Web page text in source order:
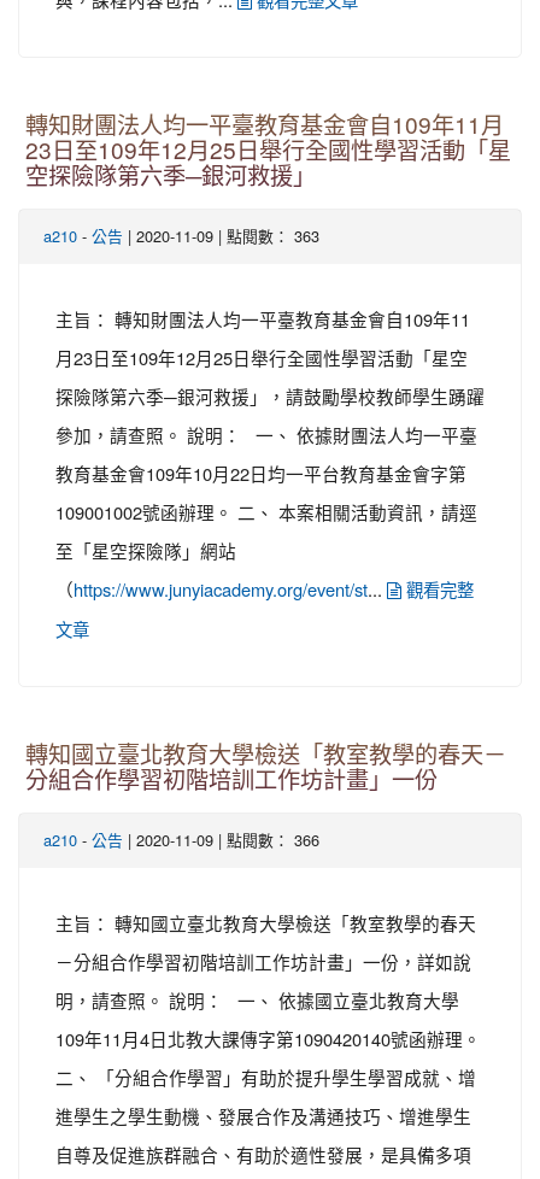
轉知財團法人均一平臺教育基金會自109年11月
23日至109年12月25日舉行全國性學習活動「星
空探險隊第六季─銀河救援」
a210 - 公告 | 2020-11-09 | 點閱數： 363
主旨： 轉知財團法人均一平臺教育基金會自109年11
月23日至109年12月25日舉行全國性學習活動「星空
探險隊第六季─銀河救援」，請鼓勵學校教師學生踴躍
參加，請查照。 說明： 一、 依據財團法人均一平臺
教育基金會109年10月22日均一平台教育基金會字第
109001002號函辦理。 二、 本案相關活動資訊，請逕
至「星空探險隊」網站
（ https://www.junyiacademy.org/event/st... 觀看完整
文章
轉知國立臺北教育大學檢送「教室教學的春天－
分組合作學習初階培訓工作坊計畫」一份
a210 - 公告 | 2020-11-09 | 點閱數： 366
主旨： 轉知國立臺北教育大學檢送「教室教學的春天
－分組合作學習初階培訓工作坊計畫」一份，詳如說
明，請查照。 說明： 一、 依據國立臺北教育大學
109年11月4日北教大課傳字第1090420140號函辦理。
二、 「分組合作學習」有助於提升學生學習成就、增
進學生之學生動機、發展合作及溝通技巧、增進學生
自尊及促進族群融合、有助於適性發展，是具備多項